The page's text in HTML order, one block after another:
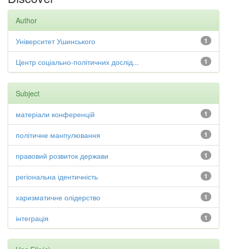
Author
1
Університет Ушинського
1
Центр соціально-політичних дослід...
Subject
1
матеріали конференцій
1
політичне манпулювання
1
правовий розвиток держави
1
регіональна ідентичність
1
харизматичне олідерство
1
інтеграція